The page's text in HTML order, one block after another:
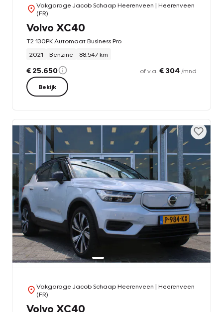
Vakgarage Jacob Schaap Heerenveen | Heerenveen
(FR)
Volvo XC40
T2 130PK Automaat Business Pro
2021
Benzine 88.547 km
€ 25.650 of v.a. € 304 /mnd
Bekijk
Vakgarage Jacob Schaap Heerenveen | Heerenveen
(FR)
Volvo XC40